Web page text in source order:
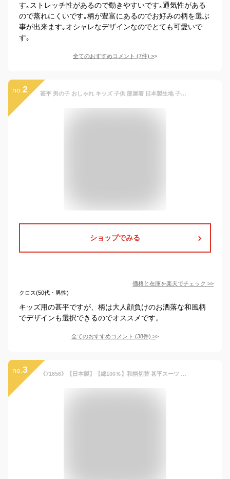
す｡ストレッチ性があるので動きやすいです｡通気性がある
ので蒸れにくいです｡柄が豊富にあるのでお好みの柄を選ぶ
事が出来ます｡オシャレなデザインなのでとても可愛いで
す｡
全てのおすすめコメント (7件) >
no. 2 甚平 男の子 おしゃれ キッズ 子供 部屋着 日本製生地 子供服 パジャマ 夏 花火大会 夏祭り 七夕 100cm 110cm 120cm 130cm 綿100% コットン 和柄 女の子 和柄 恐竜 花火 くじら かぶと虫 黒 白 ブルー セットアップ 甚兵衛 浴衣 海外土産
ショップでみる
価格と在庫を楽天でチェック >>
クロス(50代・男性)
キッズ用の甚平ですが、柄は大人顔負けのお洒落な和風柄
でデザインも選択できるのでオススメです。
全てのおすすめコメント (38件) >
no. 3 《71656》【日本製】【綿100％】和柄切替 甚平スーツ WAGARA